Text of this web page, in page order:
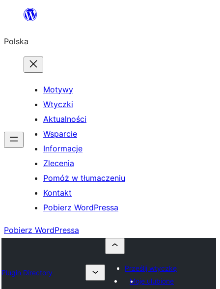
Przejdź
treści
Polska
Motywy
Wtyczki
Aktualności
Wsparcie
Informacje
Zlecenia
Pomóż w tłumaczeniu
Kontakt
Pobierz WordPressa
Pobierz WordPressa
Plugin Directory
Prześlij wtyczkę
Moje ulubione